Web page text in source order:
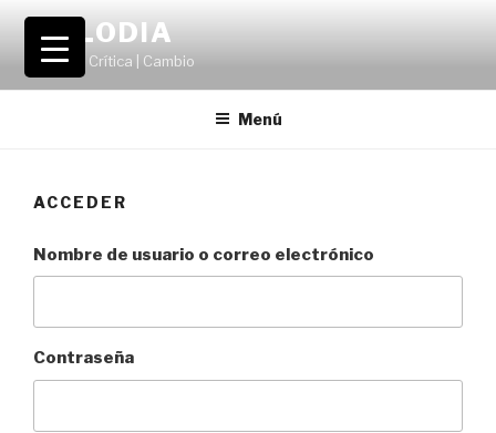
Saltar
contenido
VOLODIA
Teatro | Crítica | Cambio
Menú
ACCEDER
Nombre de usuario o correo electrónico
Contraseña